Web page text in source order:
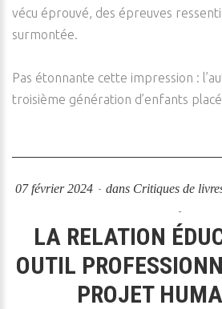
vécu éprouvé, des épreuves
surmontée.
Pas étonnante cette impression :
troisième génération d’enfants
07 février 2024 dans Critiques de
LA RELATION
OUTIL
PROJET